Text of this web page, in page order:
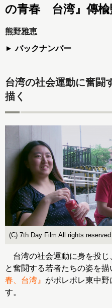
の青春 台湾』傳楡
熊野雅恵
バックナンバー
台湾の社会運動に奮闘
描く
(C) 7th Day Film All rights reserved
台湾の社会運動に身を投じ
と奮闘する若者たちの姿を描
春、台湾』 がポレポレ東中野
す。